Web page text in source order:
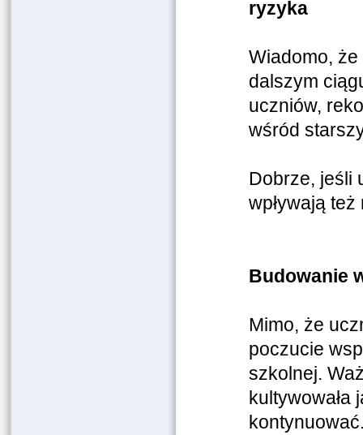
ryzyka
Wiadomo, że
dalszym
uczniów,
wśród
Dobrze, jeśli
wpływają
Budowanie
Mimo, że
poczucie
szkolnej.
kultywowała